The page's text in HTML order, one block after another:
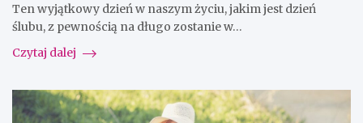
Ten wyjątkowy dzień w naszym życiu, jakim jest dzień
ślubu, z pewnością na długo zostanie w…
Czytaj dalej